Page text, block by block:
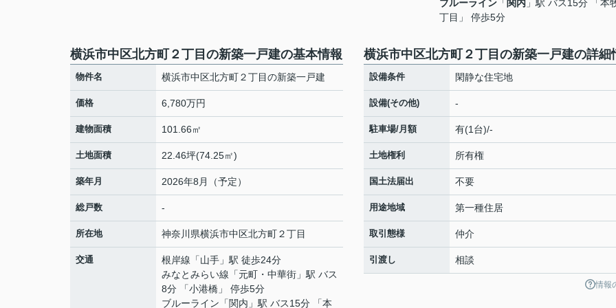
ブルーライン 「 関内 」駅 バス15分 「本
丁目」 停歩5分
横浜市中区北方町２丁目の新築一戸建の基本情報
物件名 横浜市中区北方町２丁目の新築一戸建
価格 6,780万円
建物面積 101.66㎡
土地面積 22.46坪(74.25㎡)
築年月 2026年8月（予定）
総戸数 -
所在地 神奈川県横浜市中区北方町２丁目
交通 根岸線 「山手 」駅 徒歩24分
みなとみらい線 「元町・中華街 」駅 バス
8分 「小港橋」 停歩5分
ブルーライン 「関内 」駅 バス15分 「本
横浜市中区北方町２丁目の新築一戸建の詳細
設備条件 閑静な住宅地
設備(その他) -
駐車場/月額 有(1台)/-
土地権利 所有権
国土法届出 不要
用途地域 第一種住居
取引態様 仲介
引渡し 相談
情報